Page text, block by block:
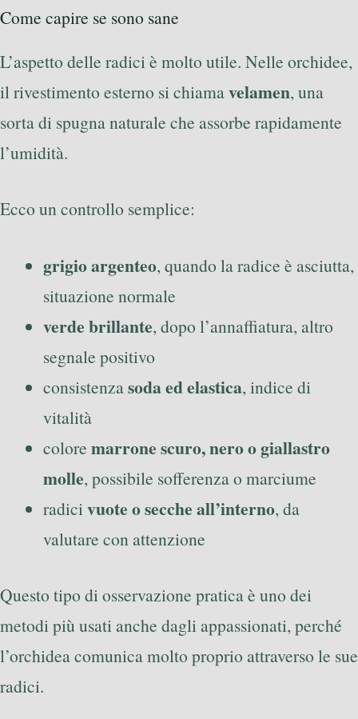
Come capire se sono sane
L’aspetto delle radici è molto utile. Nelle orchidee,
il rivestimento esterno si chiamavelamen, una
sorta di spugna naturale che assorbe rapidamente
l’umidità.
Ecco un controllo semplice:
grigio argenteo, quando la radice è asciutta,
situazione normale
verde brillante, dopo l’annaffiatura, altro
segnale positivo
consistenzasoda ed elastica, indice di
vitalità
colore marrone scuro, nero o giallastro
molle, possibile sofferenza o marciume
radici vuote o secche all’interno, da
valutare con attenzione
Questo tipo di osservazione pratica è uno dei
metodi più usati anche dagli appassionati, perché
l’orchidea comunica molto proprio attraverso le sue
radici.